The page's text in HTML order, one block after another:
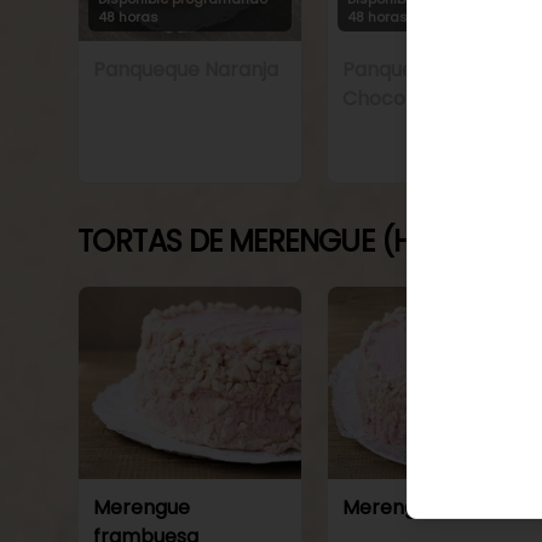
48 horas
48 horas
TORTAS DE MERENGUE (HELADAS)
Merengue
frambuesa
Merengue frutilla